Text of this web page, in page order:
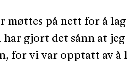
møttes på nett for å
gjort det sånn at
for vi var opptatt av